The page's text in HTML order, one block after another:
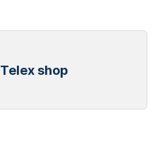
Telex shop